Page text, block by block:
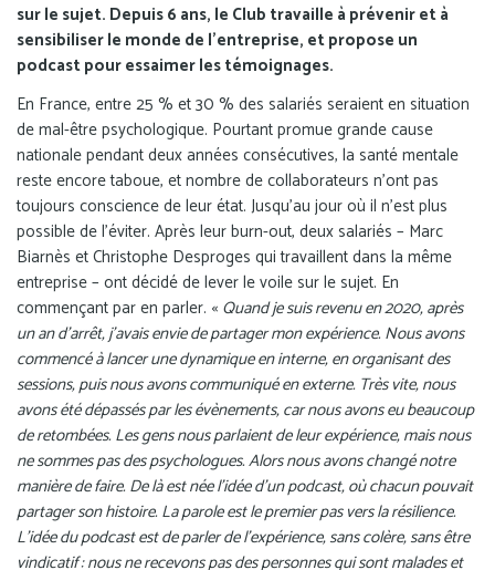
sur le sujet. Depuis 6 ans, le Club travaille à prévenir et à
sensibiliser le monde de l’entreprise, et propose un
podcast pour essaimer les témoignages.
En France, entre 25 % et 30 % des salariés seraient en situation
de mal-être psychologique. Pourtant promue grande cause
nationale pendant deux années consécutives, la santé mentale
reste encore taboue, et nombre de collaborateurs n’ont pas
toujours conscience de leur état. Jusqu’au jour où il n’est plus
possible de l’éviter. Après leur burn-out, deux salariés – Marc
Biarnès et Christophe Desproges qui travaillent dans la même
entreprise – ont décidé de lever le voile sur le sujet. En
commençant par en parler. « Quand je suis revenu en 2020, après
un an d’arrêt, j’avais envie de partager mon expérience. Nous avons
commencé à lancer une dynamique en interne, en organisant des
sessions, puis nous avons communiqué en externe. Très vite, nous
avons été dépassés par les évènements, car nous avons eu beaucoup
de retombées. Les gens nous parlaient de leur expérience, mais nous
ne sommes pas des psychologues. Alors nous avons changé notre
manière de faire. De là est née l’idée d’un podcast, où chacun pouvait
partager son histoire. La parole est le premier pas vers la résilience.
L’idée du podcast est de parler de l’expérience, sans colère, sans être
vindicatif : nous ne recevons pas des personnes qui sont malades et